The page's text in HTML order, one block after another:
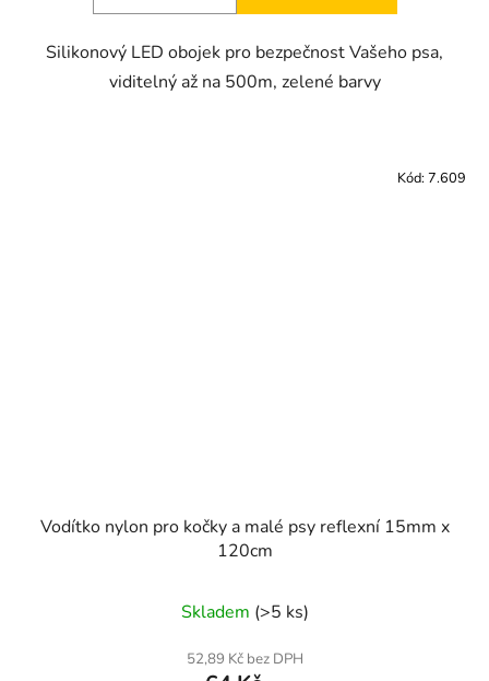
Silikonový LED obojek pro bezpečnost Vašeho psa,
viditelný až na 500m, zelené barvy
Vodítko nylon pro kočky a malé psy reflexní 15mm x
120cm
Skladem (>5 ks)
52,89 Kč bez DPH
Kód: 7.609